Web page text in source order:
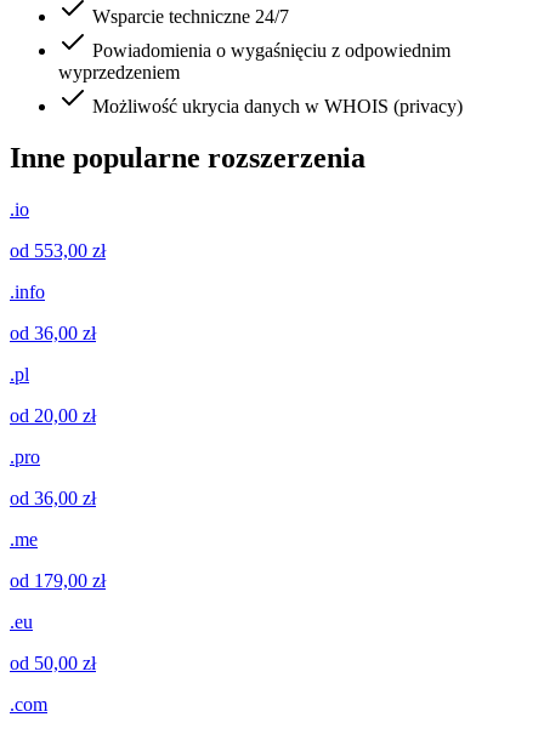
Wsparcie techniczne 24/7
Powiadomienia o wygaśnięciu z odpowiednim
wyprzedzeniem
Możliwość ukrycia danych w WHOIS (privacy)
Inne popularne rozszerzenia
.io
od 553,00 zł
.info
od 36,00 zł
.pl
od 20,00 zł
.pro
od 36,00 zł
.me
od 179,00 zł
.eu
od 50,00 zł
.com